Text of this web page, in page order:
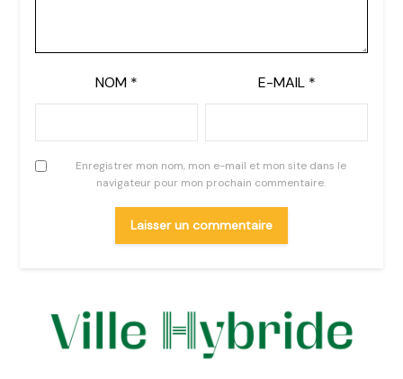
NOM * E-MAIL *
Enregistrer mon nom, mon e-mail et mon site dans le
navigateur pour mon prochain commentaire.